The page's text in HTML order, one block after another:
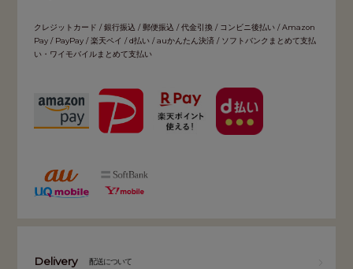
クレジットカード / 銀行振込 / 郵便振込 / 代金引換 / コンビニ後払い / Amazon
Pay / PayPay / 楽天ペイ / d払い / auかんたん決済 / ソフトバンクまとめて支払
い・ワイモバイルまとめて支払い
Delivery 配送について